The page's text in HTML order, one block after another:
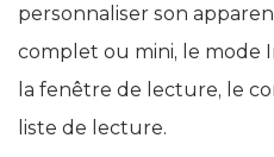
personnaliser son
complet ou mini, le mode
la fenêtre de lecture, le
liste de lecture.